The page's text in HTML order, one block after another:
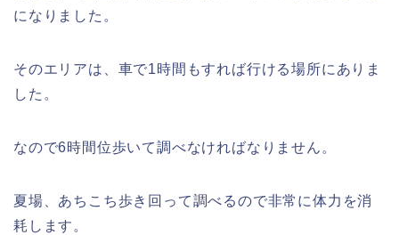
になりました。
そのエリアは、車で1時間もすれば行ける場所にありま
した。
なので6時間位歩いて調べなければなりません。
夏場、あちこち歩き回って調べるので非常に体力を消
耗します。